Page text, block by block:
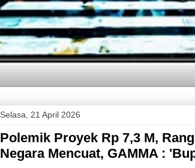
Selasa, 21 April 2026
Polemik Proyek Rp 7,3 M,
Negara Mencuat, GAMMA :